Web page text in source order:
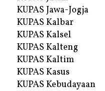
KUPAS Jawa-Jogja
KUPAS Kalbar
KUPAS Kalsel
KUPAS Kalteng
KUPAS Kaltim
KUPAS Kasus
KUPAS Kebudayaan